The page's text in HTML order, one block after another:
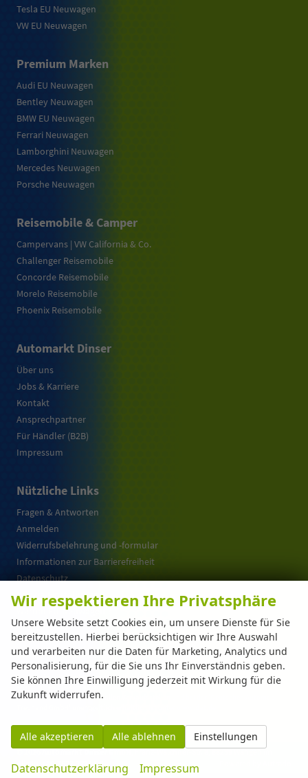
Tesla EU Neuwagen
VW EU Neuwagen
Premium Marken
Audi EU Neuwagen
Bentley Neuwagen
BMW EU Neuwagen
Ferrari Neuwagen
Lamborghini Neuwagen
Mercedes Neuwagen
Porsche Neuwagen
Reisemobile & Camper
Campervans | VW California & Co.
Challenger Reisemobile
Concorde Reisemobile
Morelo Reisemobile
Phoenix Reisemobile
Automarkt Dinser
Über uns
Jobs & Karriere
Kontakt
Ansprechpartner
Für Händler (B2B)
Impressum
Nützliche Links
Fragen & Antworten
Anmelden
Widerrufsbelehrung und -formular
Informationen zur Barrierefreiheit
Datenschutz
Cookie-Einstellungen
Warum EU-Neuwagen ?
Weitere Informationen zum offiziellen Kraftstoffverbrauch und zu den offiziellen
spezifischen CO2-Emissionen und gegebenenfalls zum Stromverbrauch neuer PKW
können dem 'Leitfaden über den offiziellen Kraftstoffverbrauch, die offiziellen
spezifischen CO -Emissionen und den offiziellen Stromverbrauch neuer PKW'
entnommen werden, der an allen Verkaufsstellen und bei der 'Deutschen Automobil
© 2026Automarkt Dinser GmbH,Franz-Walchner-Str. 8,88239Wangen im
Allgäu,
+49-7522-77114-0
Wir respektieren Ihre Privatsphäre
Unsere Website setzt Cookies ein, um unsere Dienste für Sie
bereitzustellen. Hierbei berücksichtigen wir Ihre Auswahl
und verarbeiten nur die Daten für Marketing, Analytics und
Personalisierung, für die Sie uns Ihr Einverständnis geben.
Sie können Ihre Einwilligung jederzeit mit Wirkung für die
Zukunft widerrufen.
Alle akzeptieren Alle ablehnen Einstellungen
Datenschutzerklärung Impressum